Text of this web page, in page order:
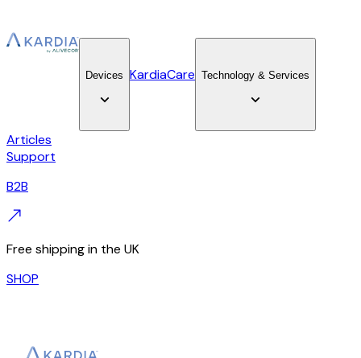
Devices KardiaCare Technology & Services
Articles
Support
B2B
Free shipping in the UK
SHOP